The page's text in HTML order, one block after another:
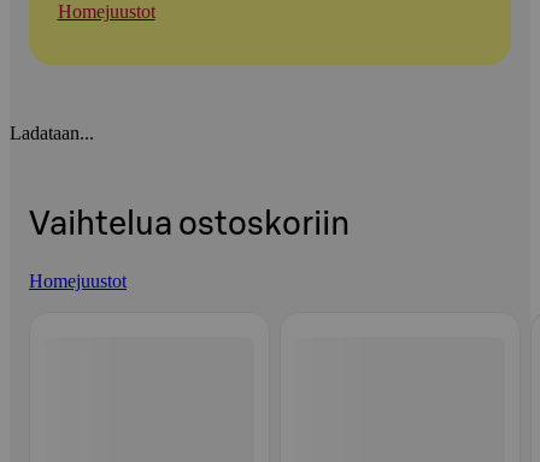
Homejuustot
Ladataan...
Vaihtelua ostoskoriin
Homejuustot